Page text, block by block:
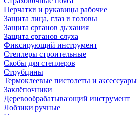
Перчатки и рукавицы рабочие
Защита лица, глаз и головы
Защита органов дыхания
Защита органов слуха
Фиксирующий инструмент
Степлеры строительные
Скобы для степлеров
Струбцины
Термоклеевые пистолеты и аксессуары
Заклёпочники
Деревообрабатывающий инструмент
Лобзики ручные